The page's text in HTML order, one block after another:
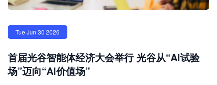
Tue Jun 30 2026
首届光谷智能体经济大会举行 光谷从“AI试验
场”迈向“AI价值场”